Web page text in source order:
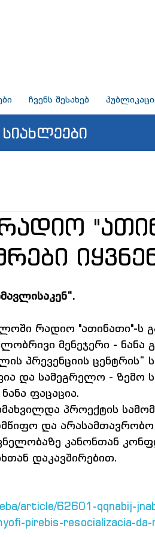
ჩვენს შესახებ
სიახლეები
რადიო "ათინათი"-ს
მენეჯერი - ნანა
პრევენციის
და სამეგრელო - ზემო
ფაცაცია.
პროექტის
და არასამთავრობო
კანონთან
დაკავშირებით.
article/62601-qqnabij-
pirebis-resocializacia-